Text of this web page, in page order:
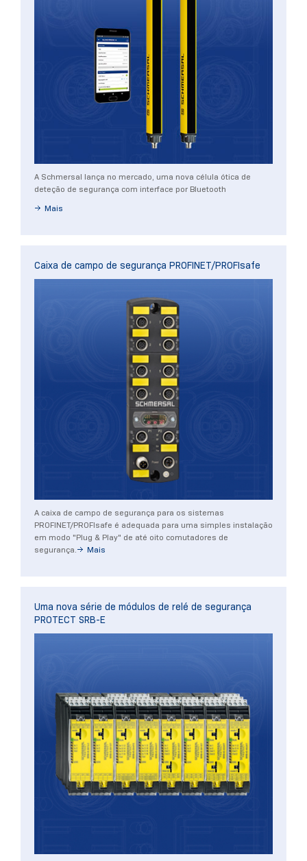
A Schmersal lança no mercado, uma nova célula ótica de
deteção de segurança com interface por Bluetooth
Mais
Caixa de campo de segurança PROFINET/PROFIsafe
A caixa de campo de segurança para os sistemas
PROFINET/PROFIsafe é adequada para uma simples instalação
em modo "Plug & Play" de até oito comutadores de
segurança.
Mais
Uma nova série de módulos de relé de segurança
PROTECT SRB-E